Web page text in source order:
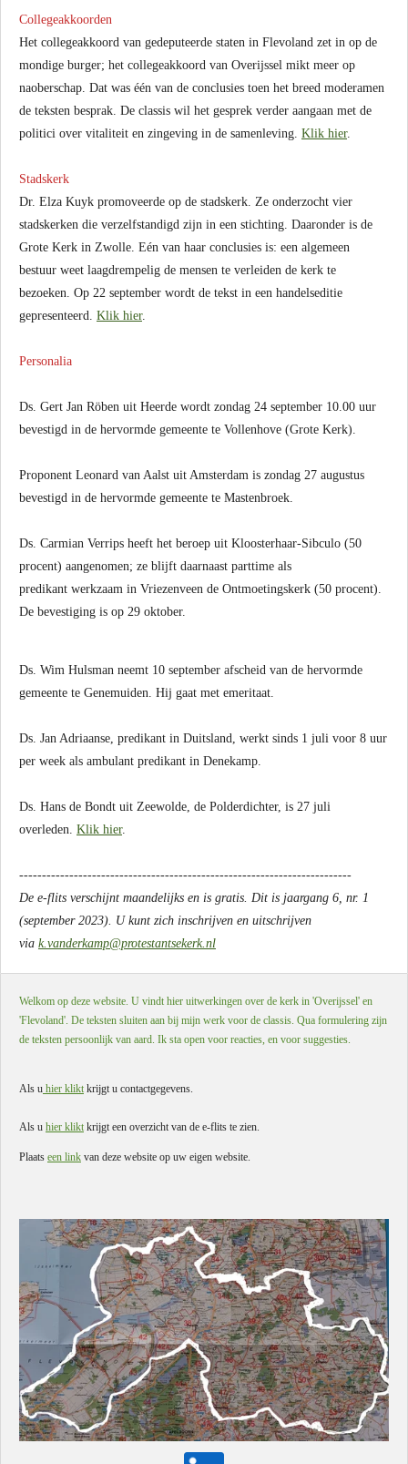
Collegeakkoorden
Het collegeakkoord van gedeputeerde staten in Flevoland zet in op de
mondige burger; het collegeakkoord van Overijssel mikt meer op
naoberschap. Dat was één van de conclusies toen het breed moderamen
de teksten besprak. De classis wil het gesprek verder aangaan met de
politici over vitaliteit en zingeving in de samenleving. Klik hier.
Stadskerk
Dr. Elza Kuyk promoveerde op de stadskerk. Ze onderzocht vier
stadskerken die verzelfstandigd zijn in een stichting. Daaronder is de
Grote Kerk in Zwolle. Eén van haar conclusies is: een algemeen
bestuur weet laagdrempelig de mensen te verleiden de kerk te
bezoeken. Op 22 september wordt de tekst in een handelseditie
gepresenteerd. Klik hier.
Personalia
Ds. Gert Jan Röben uit Heerde wordt zondag 24 september 10.00 uur
bevestigd in de hervormde gemeente te Vollenhove (Grote Kerk).
Proponent Leonard van Aalst uit Amsterdam is zondag 27 augustus
bevestigd in de hervormde gemeente te Mastenbroek.
Ds. Carmian Verrips heeft het beroep uit Kloosterhaar-Sibculo (50
procent) aangenomen; ze blijft daarnaast parttime als
predikant werkzaam in Vriezenveen de Ontmoetingskerk (50 procent).
De bevestiging is op 29 oktober.
Ds. Wim Hulsman neemt 10 september afscheid van de hervormde
gemeente te Genemuiden. Hij gaat met emeritaat.
Ds. Jan Adriaanse, predikant in Duitsland, werkt sinds 1 juli voor 8 uur
per week als ambulant predikant in Denekamp.
Ds. Hans de Bondt uit Zeewolde, de Polderdichter, is 27 juli
overleden. Klik hier.
-------------------------------------------------------------------------
De e-flits verschijnt maandelijks en is gratis. Dit is jaargang 6, nr. 1
(september 2023). U kunt zich inschrijven en uitschrijven
via k.vanderkamp@protestantsekerk.nl
Welkom op deze website. U vindt hier uitwerkingen over de kerk in 'Overijssel' en
'Flevoland'. De teksten sluiten aan bij mijn werk voor de classis. Qua formulering zijn
de teksten persoonlijk van aard. Ik sta open voor reacties, en voor suggesties.
Als u hier klikt krijgt u contactgegevens.
Als u hier klikt krijgt een overzicht van de e-flits te zien.
Plaats een link van deze website op uw eigen website.